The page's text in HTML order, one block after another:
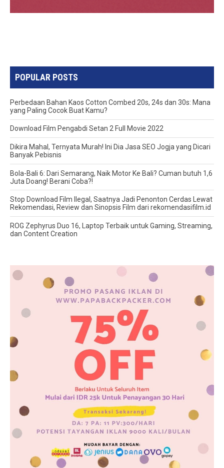
POPULAR POSTS
Perbedaan Bahan Kaos Cotton Combed 20s, 24s dan 30s: Mana
yang Paling Cocok Buat Kamu?
Download Film Pengabdi Setan 2 Full Movie 2022
Dikira Mahal, Ternyata Murah! Ini Dia Jasa SEO Jogja yang Dicari
Banyak Pebisnis
Bola-Bali 6: Dari Semarang, Naik Motor Ke Bali? Cuman butuh 1,6
Juta Doang! Berani Coba?!
Stop Download Film Ilegal, Saatnya Jadi Penonton Cerdas Lewat
Rekomendasi, Review dan Sinopsis Film dari rekomendasifilm.id
ROG Zephyrus Duo 16, Laptop Terbaik untuk Gaming, Streaming,
dan Content Creation